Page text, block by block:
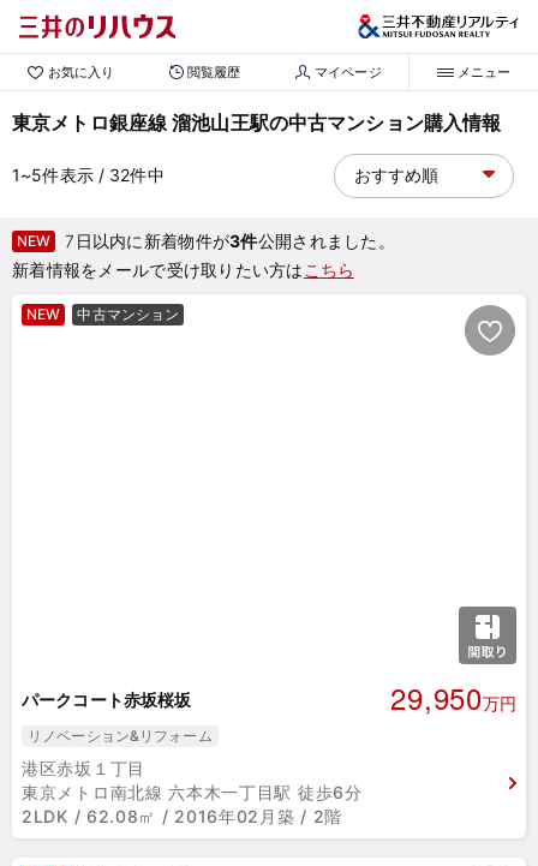
お気に入り 閲覧履歴 マイページ メニュー
東京メトロ銀座線 溜池山王駅の中古マンション購入情報
1~5件表示/ 32件中
NEW 7日以内に新着物件が3件公開されました。
新着情報をメールで受け取りたい方は こちら
NEW 中古マンション
パークコート赤坂桜坂 29,950万円
リノベーション&リフォーム
港区赤坂１丁目
東京メトロ南北線 六本木一丁目駅 徒歩6分
2LDK / 62.08㎡ / 2016年02月築 / 2階